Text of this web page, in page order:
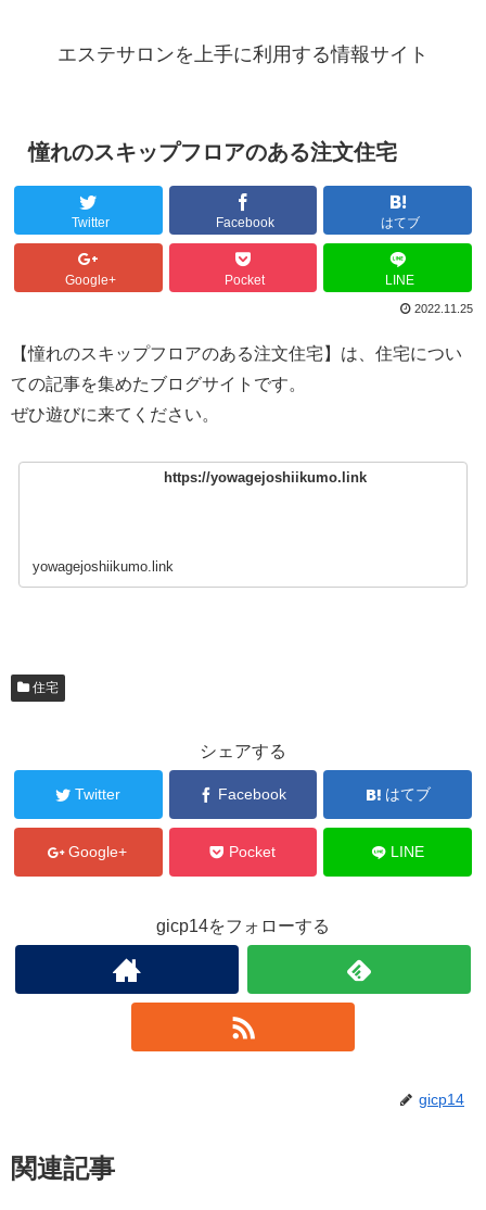
エステサロンを上手に利用する情報サイト
憧れのスキップフロアのある注文住宅
Twitter Facebook はてブ
Google+ Pocket LINE
2022.11.25
【憧れのスキップフロアのある注文住宅】は、住宅につい
ての記事を集めたブログサイトです。
ぜひ遊びに来てください。
https://yowagejoshiikumo.link
yowagejoshiikumo.link
住宅
シェアする
Twitter Facebook はてブ
Google+ Pocket LINE
gicp14をフォローする
gicp14
関連記事